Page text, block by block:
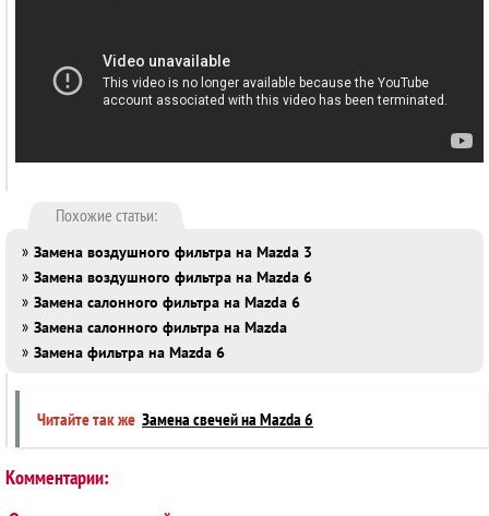
Похожие статьи:
» Замена воздушного фильтра на Mazda 3
» Замена воздушного фильтра на Mazda 6
» Замена салонного фильтра на Mazda 6
» Замена салонного фильтра на Mazda
» Замена фильтра на Mazda 6
Читайте так же Замена свечей на Mazda 6
Комментарии: